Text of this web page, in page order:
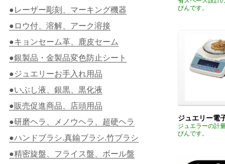
びんです。
ジュエリー電
ジュエラーの計
びんです。
●レーザー彫刻、マーキング機器
●ロウ付、溶解、アーク溶接
●キョンセーム革、鹿皮セーム
●銀製品・金製品変色防止シート
●ジュエリーお手入れ用品
●いぶし液、銀黒、黒化液
●販売促進商品、店頭用品
●研磨ヘラ、メノウヘラ、超硬ヘラ
●ハンドブラシ.真鍮ブラシ.竹ブラシ
●精密旋盤、フライス盤、ボール盤